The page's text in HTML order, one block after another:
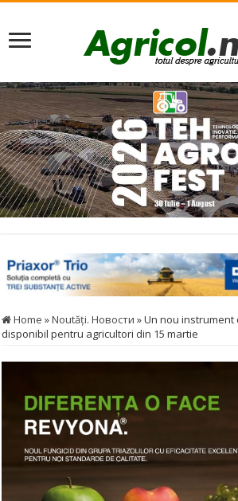
Home »Noutăţi. Новости »Un nou instrument
disponibil pentru agricultori din 15 martie